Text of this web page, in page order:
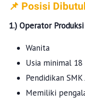
📌 Posisi
1.) Operator Produksi
Wanita
Usia minimal 18
Pendidikan
Memiliki